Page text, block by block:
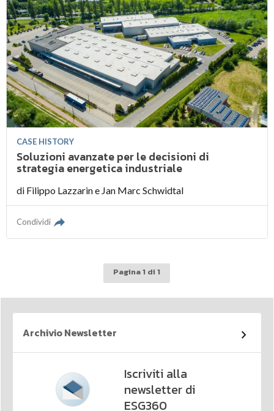
CASE HISTORY
Soluzioni avanzate per le decisioni di
strategia energetica industriale
di Filippo Lazzarine Jan Marc Schwidtal
Condividi
Pagina 1 di 1
Archivio Newsletter
Iscriviti alla
newsletter di
ESG360